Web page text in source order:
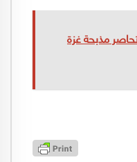
مذبحة غزة